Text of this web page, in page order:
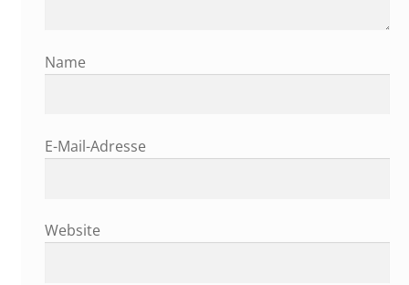
Name
E-Mail-Adresse
Website